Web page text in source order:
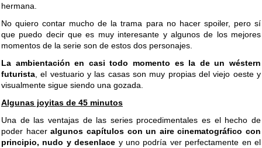
hermana.
No quiero contar mucho de la trama para no hacer spoiler, pero sí
que puedo decir que es muy interesante y algunos de los mejores
momentos de la serie son de estos dos personajes.
La ambientación en casi todo momento es la de un wéstern
futurista , el vestuario y las casas son muy propias del viejo oeste y
visualmente sigue siendo una gozada.
Algunas joyitas de 45 minutos
Una de las ventajas de las series procedimentales es el hecho de
poder haceralgunos capítulos con un aire cinematográfico con
principio, nudo y desenlace y uno podría ver perfectamente en el